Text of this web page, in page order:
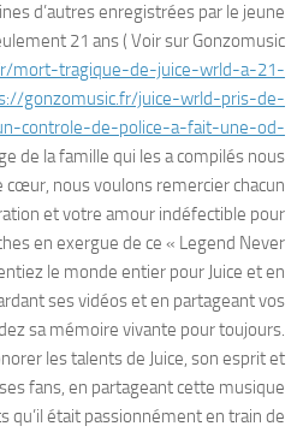
d’autres enregistrées par le jeune
21 ans ( Voir sur Gonzomusic
mort-tragique-de-juice-wrld-a-21-
gonzomusic.fr/juice-wrld-pris-de-
controle-de-police-a-fait-une-od-
de la famille qui les a compilés nous
cœur, nous voulons remercier chacun
et votre amour indéfectible pour
en exergue de ce « Legend Never
le monde entier pour Juice et en
ses vidéos et en partageant vos
sa mémoire vivante pour toujours.
les talents de Juice, son esprit et
fans, en partageant cette musique
qu’il était passionnément en train de